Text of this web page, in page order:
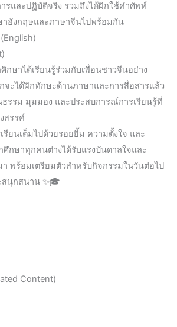
ารและปฏิบัติจริง รวมถึงได้ฝึกใช้คำศัพท์
อังกฤษและภาษาจีนไปพร้อมกัน
าได้เรียนรู้ร่วมกับเพื่อนชาวจีนอย่าง
จะได้ฝึกทักษะด้านภาษาและการสื่อสารแล้ว
รรม มุมมอง และประสบการณ์การเรียนรู้ที่
สรรค์
นเต็มไปด้วยรอยยิ้ม ความตั้งใจ และ
ศึกษาทุกคนต่างได้รับแรงบันดาลใจและ
พร้อมเตรียมตัวสำหรับกิจกรรมในวันต่อไป
นุกสนาน ✨🎓
Content)